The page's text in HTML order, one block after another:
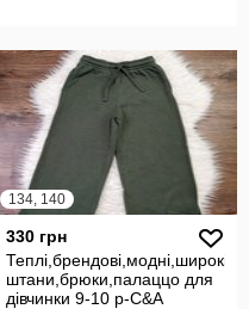
134, 140
330 грн
Теплі,брендові,модні,широкі
штани,брюки,палаццо для
дівчинки 9-10 р-C&A